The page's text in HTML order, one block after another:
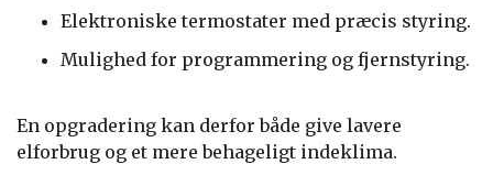
Elektroniske termostater med præcis styring.
Mulighed for programmering og fjernstyring.
En opgradering kan derfor både give lavere
elforbrug og et mere behageligt indeklima.